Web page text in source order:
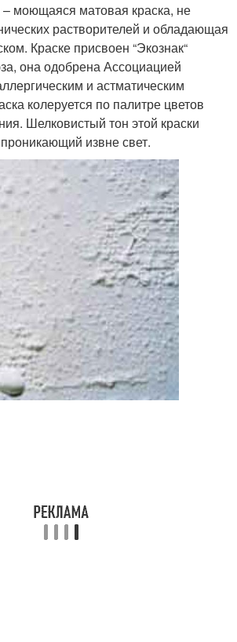
моющаяся матовая краска, не
растворителей и обладающая
Краске присвоен “Экознак“
она одобрена Ассоциацией
и астматическим
колеруется по палитре цветов
Шелковистый тон этой краски
извне свет.